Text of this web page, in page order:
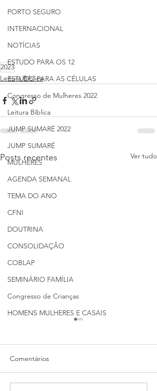
PORTO SEGURO
INTERNACIONAL
NOTÍCIAS
ESTUDO PARA OS 12
ESTUDO PARA AS CÉLULAS
Congresso de Mulheres 2022
Leitura Bíblica
JUMP SUMARÉ 2022
JUMP SUMARÉ
MULHERES
AGENDA SEMANAL
TEMA DO ANO
CFNI
DOUTRINA
CONSOLIDAÇÃO
COBLAP
SEMINÁRIO FAMÍLIA
Congresso de Crianças
HOMENS MULHERES E CASAIS
2023
Leitura Bíblica
Posts recentes Ver tudo
Comentários